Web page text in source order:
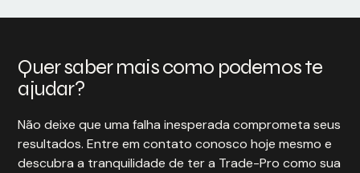
Quer saber mais como podemos te
ajudar?
Não deixe que uma falha inesperada comprometa seus
resultados. Entre em contato conosco hoje mesmo e
descubra a tranquilidade de ter a Trade-Pro como sua